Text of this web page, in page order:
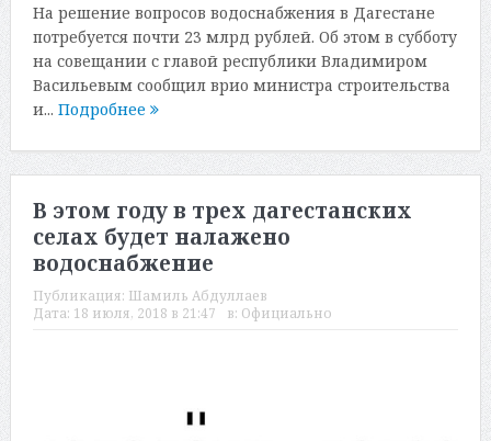
На решение вопросов водоснабжения в Дагестане
потребуется почти 23 млрд рублей. Об этом в субботу
на совещании с главой республики Владимиром
Васильевым сообщил врио министра строительства
и... Подробнее
В этом году в трех дагестанских
селах будет налажено
водоснабжение
Публикация: Шамиль Абдуллаев
Дата: 18 июля, 2018 в 21:47 в: Официально